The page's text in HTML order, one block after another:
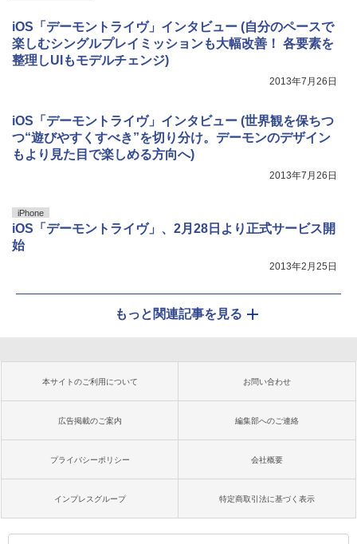
iOS「デーモントライヴ」インタビュー (自分のペースで
楽しむシングルプレイミッションも大幅改善！ 各要素を
整理しUIもモデルチェンジ)
2013年7月26日
iOS「デーモントライヴ」インタビュー (世界観を保ちつ
つ“遊びやすくすべき”を切り分け。デーモンのデザイン
もより見た目で楽しめる方向へ)
2013年7月26日
iPhone
iOS「デーモントライヴ」、2月28日より正式サービス開
始
2013年2月25日
もっと関連記事を見る
本サイトのご利用について お問い合わせ
広告掲載のご案内 編集部へのご連絡
プライバシーポリシー 会社概要
インプレスグループ 特定商取引法に基づく表示